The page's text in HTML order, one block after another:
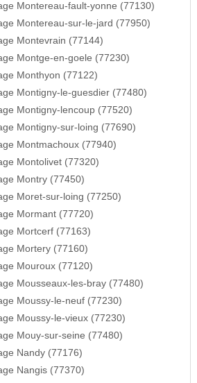
Montereau-fault-yonne (77130)
Montereau-sur-le-jard (77950)
Montevrain (77144)
Montge-en-goele (77230)
Monthyon (77122)
Montigny-le-guesdier (77480)
Montigny-lencoup (77520)
Montigny-sur-loing (77690)
Montmachoux (77940)
Montolivet (77320)
Montry (77450)
Moret-sur-loing (77250)
Mormant (77720)
Mortcerf (77163)
Mortery (77160)
Mouroux (77120)
Mousseaux-les-bray (77480)
Moussy-le-neuf (77230)
Moussy-le-vieux (77230)
Mouy-sur-seine (77480)
Nandy (77176)
Nangis (77370)